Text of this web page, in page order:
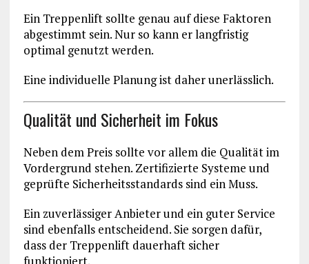
Ein Treppenlift sollte genau auf diese Faktoren
abgestimmt sein. Nur so kann er langfristig
optimal genutzt werden.
Eine individuelle Planung ist daher unerlässlich.
Qualität und Sicherheit im Fokus
Neben dem Preis sollte vor allem die Qualität im
Vordergrund stehen. Zertifizierte Systeme und
geprüfte Sicherheitsstandards sind ein Muss.
Ein zuverlässiger Anbieter und ein guter Service
sind ebenfalls entscheidend. Sie sorgen dafür,
dass der Treppenlift dauerhaft sicher
funktioniert.